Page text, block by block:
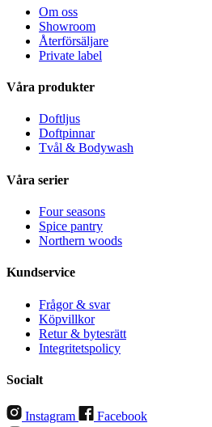
Om oss
Showroom
Återförsäljare
Private label
Våra produkter
Doftljus
Doftpinnar
Tvål & Bodywash
Våra serier
Four seasons
Spice pantry
Northern woods
Kundservice
Frågor & svar
Köpvillkor
Retur & bytesrätt
Integritetspolicy
Socialt
Instagram
Facebook